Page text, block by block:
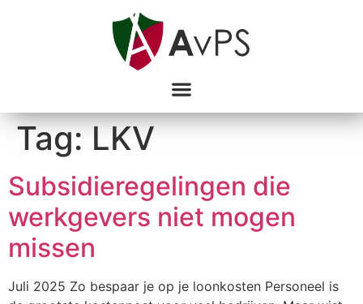
Tag:LKV
Subsidieregelingen die
werkgevers niet mogen
missen
Juli 2025 Zo bespaar je op je loonkosten Personeel is